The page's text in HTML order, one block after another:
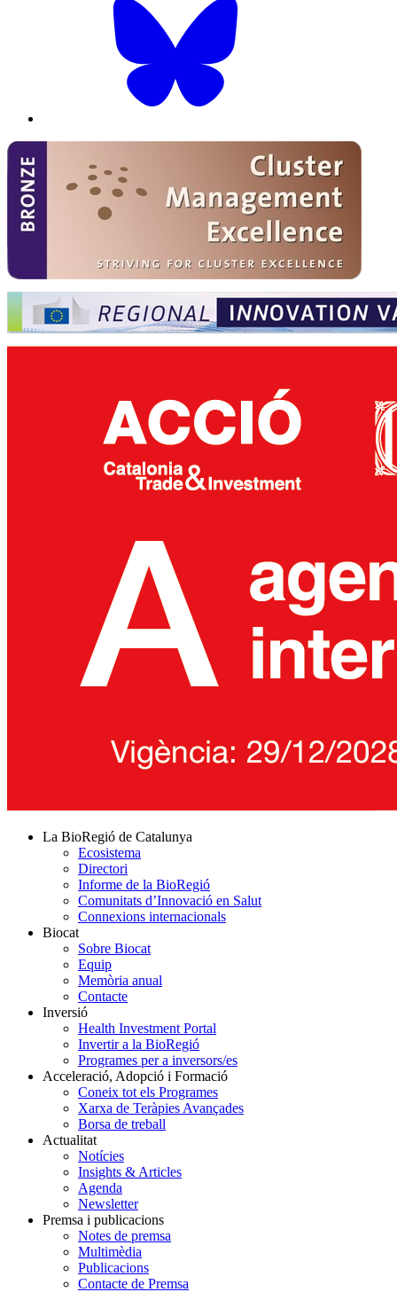
La BioRegió de Catalunya
Ecosistema
Directori
Informe de la BioRegió
Comunitats d’Innovació en Salut
Connexions internacionals
Biocat
Sobre Biocat
Equip
Memòria anual
Contacte
Inversió
Health Investment Portal
Invertir a la BioRegió
Programes per a inversors/es
Acceleració, Adopció i Formació
Coneix tot els Programes
Xarxa de Teràpies Avançades
Borsa de treball
Actualitat
Notícies
Insights & Articles
Agenda
Newsletter
Premsa i publicacions
Notes de premsa
Multimèdia
Publicacions
Contacte de Premsa